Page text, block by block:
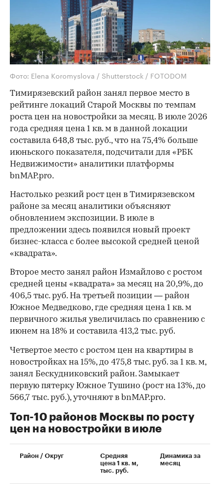
Фото: Elena Koromyslova / Shutterstock / FOTODOM
Тимирязевский район занял первое место в
рейтинге локаций Старой Москвы по темпам
роста цен на новостройки за месяц. В июле 2026
года средняя цена 1 кв. м в данной локации
составила 648,8 тыс. руб., что на 75,4% больше
июньского показателя, подсчитали для «РБК
Недвижимости» аналитики платформы
bnMAP.pro.
Настолько резкий рост цен в Тимирязевском
районе за месяц аналитики объясняют
обновлением экспозиции. В июле в
предложении здесь появился новый проект
бизнес-класса с более высокой средней ценой
«квадрата».
Второе место занял район Измайлово с ростом
средней цены «квадрата» за месяц на 20,9%, до
406,5 тыс. руб. На третьей позиции — район
Южное Медведково, где средняя цена 1 кв. м
первичного жилья увеличилась по сравнению с
июнем на 18% и составила 413,2 тыс. руб.
00:00 / 00:00
Четвертое место с ростом цен на квартиры в
новостройках на 15%, до 475,8 тыс. руб. за 1 кв. м,
занял Бескудниковский район. Замыкает
первую пятерку Южное Тушино (рост на 13%, до
566,7 тыс. руб.), уточняют в bnMAP.pro.
Топ-10 районов Москвы по росту
цен на новостройки в июле
Район / Округ
Средняя
цена 1 кв. м,
тыс. руб.
Динамика за
месяц